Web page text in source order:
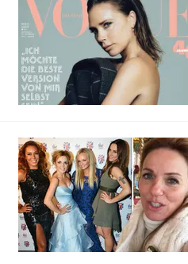
Sản phẩm
Thị trường
Tư vấn